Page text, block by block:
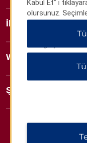
İletişim
Wyndham
Şartlar ve Politikalar
Kabul Et” i
olursunuz.
“Tercihleri Yönet”
izin vermek için